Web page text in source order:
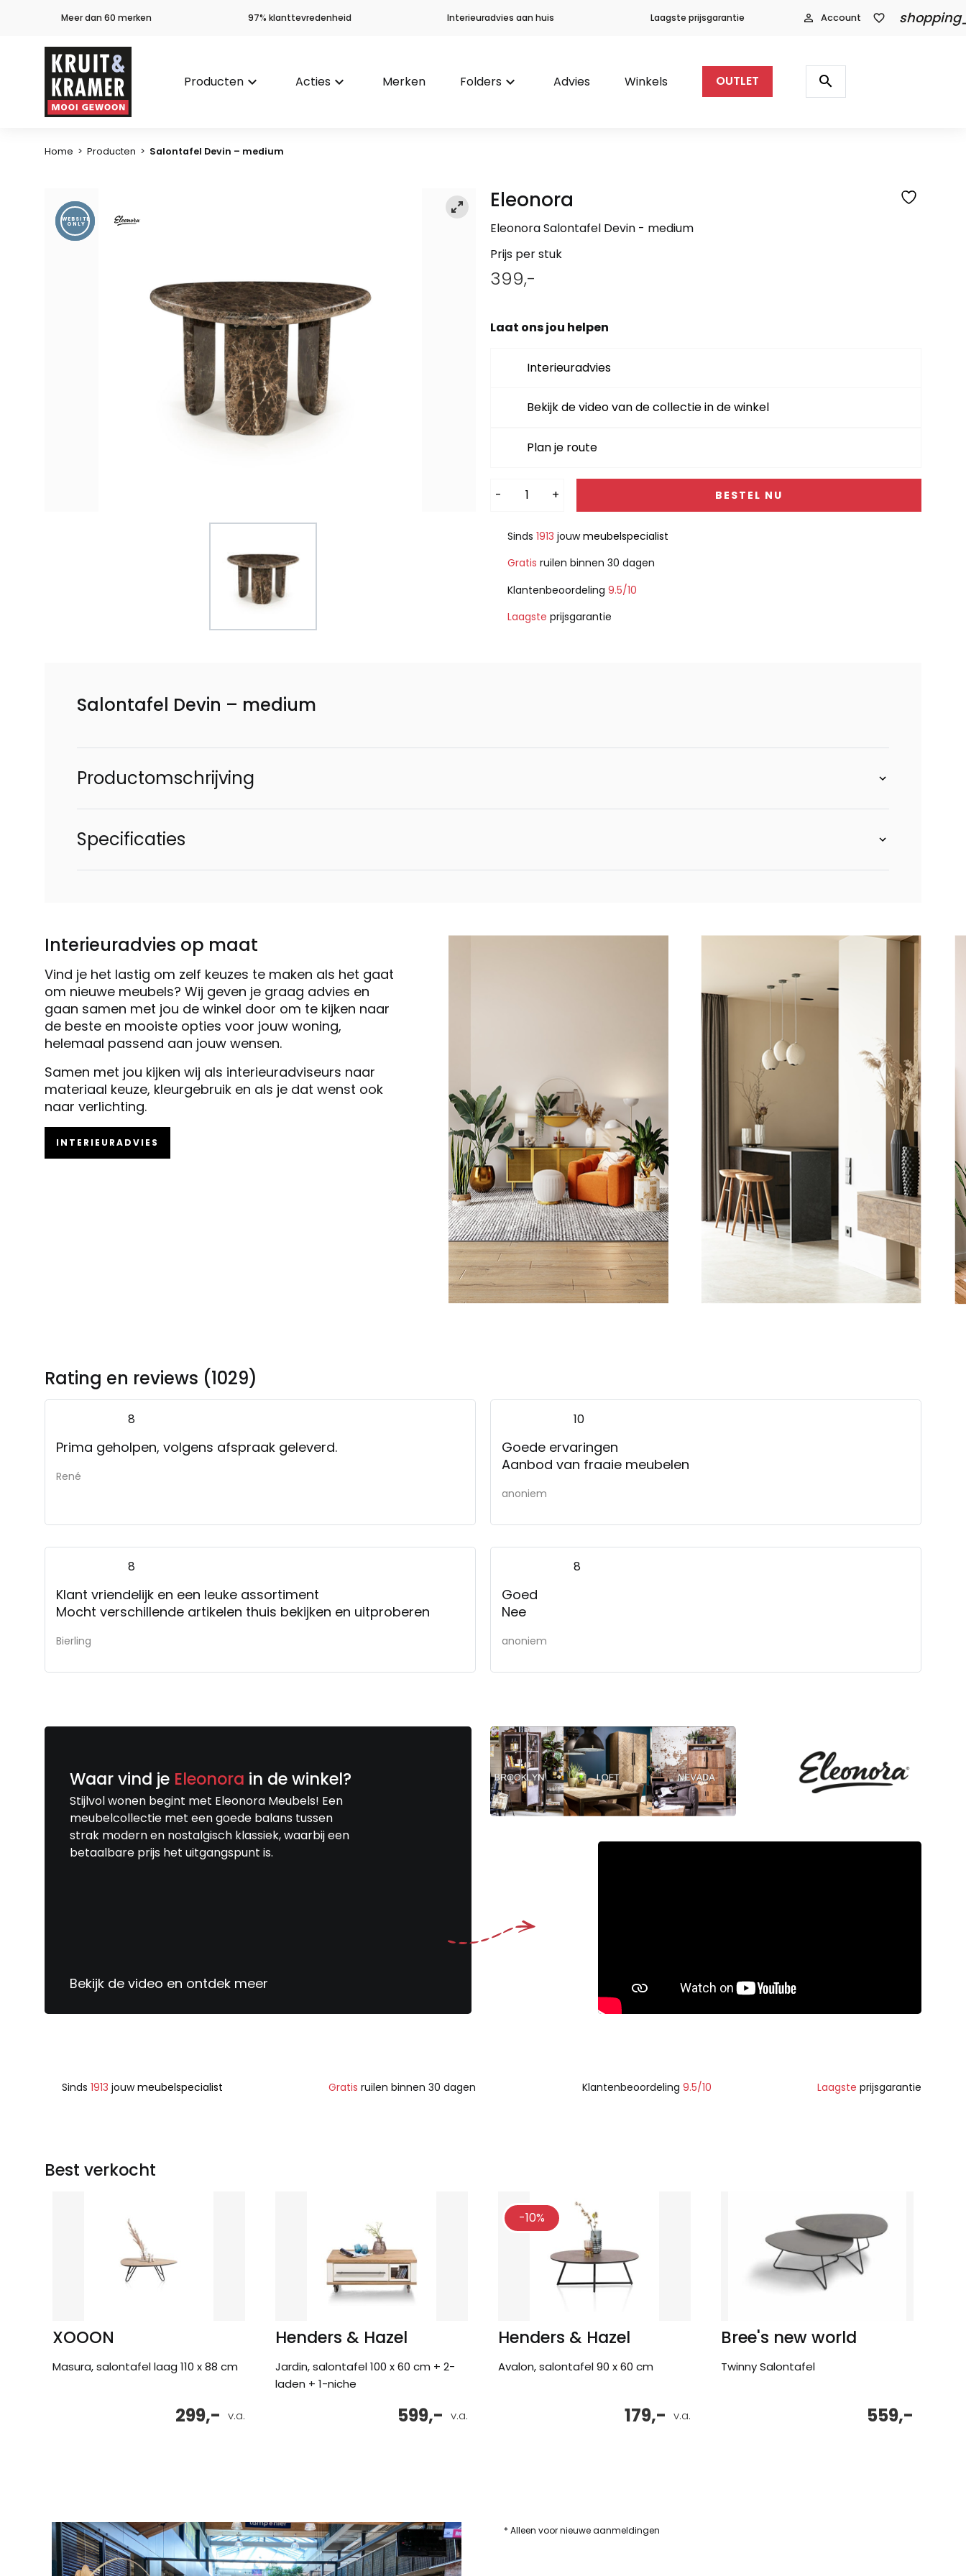
Meer dan 60 merken 97% klanttevredenheid Interieuradvies aan huis Laagste prijsgarantie person_outline Account favorite_border
Producten keyboard_arrow_down Acties keyboard_arrow_down Merken Folders keyboard_arrow_down Advies Winkels OUTLET
Producten
zoeken
search
Home > Producten > Salontafel Devin – medium
WEBSITE
ONLY
Eleonora
Eleonora Salontafel Devin - medium
Prijs per stuk
399,-
Laat ons jou helpen
Interieuradvies
Bekijk de video van de collectie in de winkel
Plan je route
- + BESTEL NU
Alternative:
Sinds 1913 jouwmeubelspecialist
Gratis ruilen binnen 30 dagen
Klantenbeoordeling 9.5/10
Laagste prijsgarantie
Salontafel Devin – medium
Productomschrijving
Specificaties
Interieuradvies op maat
Vind je het lastig om zelf keuzes te maken als het gaat
om nieuwe meubels? Wij geven je graag advies en
gaan samen met jou de winkel door om te kijken naar
de beste en mooiste opties voor jouw woning,
helemaal passend aan jouw wensen.
Samen met jou kijken wij als interieuradviseurs naar
materiaal keuze, kleurgebruik en als je dat wenst ook
naar verlichting.
INTERIEURADVIES
Rating en reviews (1029)
8
Prima geholpen, volgens afspraak geleverd.
René
10
Goede ervaringen
Aanbod van fraaie meubelen
anoniem
8
Klant vriendelijk en een leuke assortiment
Mocht verschillende artikelen thuis bekijken en uitproberen
Bierling
8
Goed
Nee
anoniem
Waar vind je Eleonora in de winkel?
Stijlvol wonen begint met Eleonora Meubels! Een
meubelcollectie met een goede balans tussen
strak modern en nostalgisch klassiek, waarbij een
betaalbare prijs het uitgangspunt is.
Bekijk de video en ontdek meer
Sinds 1913 jouwmeubelspecialist Gratis ruilen binnen 30 dagen Klantenbeoordeling 9.5/10 Laagste prijsgarantie
Best verkocht
XOOON
Masura, salontafel laag 110 x 88 cm
v.a.
299,-
Henders & Hazel
Jardin, salontafel 100 x 60 cm + 2-
laden + 1-niche
v.a.
599,-
-10%
Henders & Hazel
Avalon, salontafel 90 x 60 cm
v.a.
179,-
Bree's new world
Twinny Salontafel
559,-
* Alleen voor nieuwe aanmeldingen